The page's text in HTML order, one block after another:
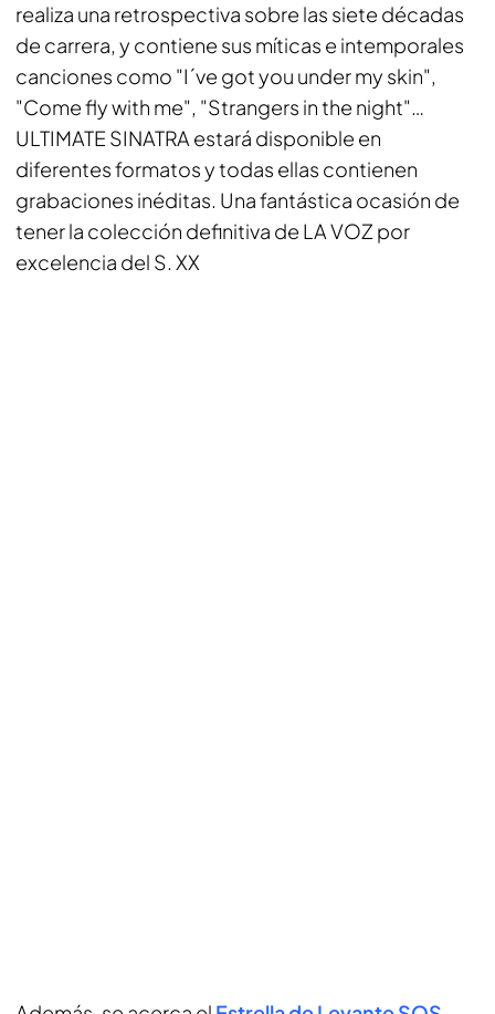
realiza una retrospectiva sobre las siete décadas
de carrera, y contiene sus míticas e intemporales
canciones como "I´ve got you under my skin",
"Come fly with me", "Strangers in the night"…
ULTIMATE SINATRA estará disponible en
diferentes formatos y todas ellas contienen
grabaciones inéditas. Una fantástica ocasión de
tener la colección definitiva de LA VOZ por
excelencia del S. XX